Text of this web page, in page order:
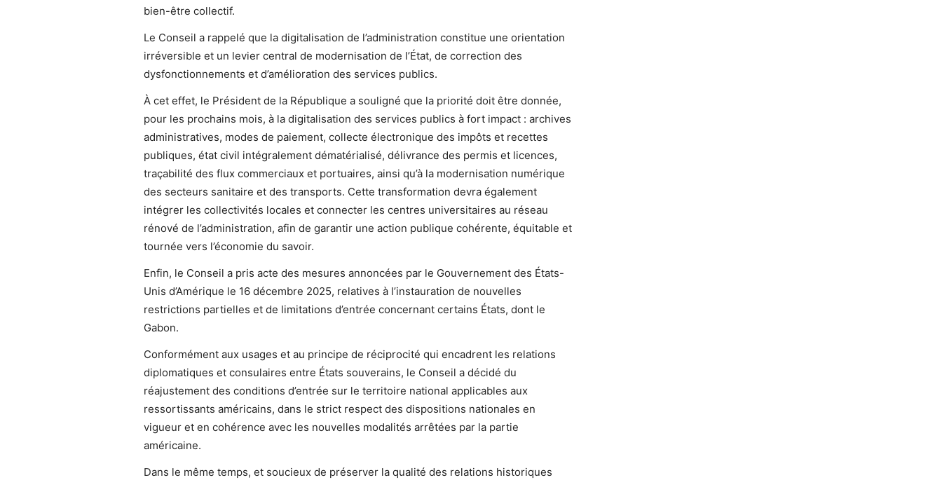
bien-être collectif.
Le Conseil a rappelé que la digitalisation de l’administration constitue une orientation
irréversible et un levier central de modernisation de l’État, de correction des
dysfonctionnements et d’amélioration des services publics.
À cet effet, le Président de la République a souligné que la priorité doit être donnée,
pour les prochains mois, à la digitalisation des services publics à fort impact : archives
administratives, modes de paiement, collecte électronique des impôts et recettes
publiques, état civil intégralement dématérialisé, délivrance des permis et licences,
traçabilité des flux commerciaux et portuaires, ainsi qu’à la modernisation numérique
des secteurs sanitaire et des transports. Cette transformation devra également
intégrer les collectivités locales et connecter les centres universitaires au réseau
rénové de l’administration, afin de garantir une action publique cohérente, équitable et
tournée vers l’économie du savoir.
Enfin, le Conseil a pris acte des mesures annoncées par le Gouvernement des États-
Unis d’Amérique le 16 décembre 2025, relatives à l’instauration de nouvelles
restrictions partielles et de limitations d’entrée concernant certains États, dont le
Gabon.
Conformément aux usages et au principe de réciprocité qui encadrent les relations
diplomatiques et consulaires entre États souverains, le Conseil a décidé du
réajustement des conditions d’entrée sur le territoire national applicables aux
ressortissants américains, dans le strict respect des dispositions nationales en
vigueur et en cohérence avec les nouvelles modalités arrêtées par la partie
américaine.
Dans le même temps, et soucieux de préserver la qualité des relations historiques